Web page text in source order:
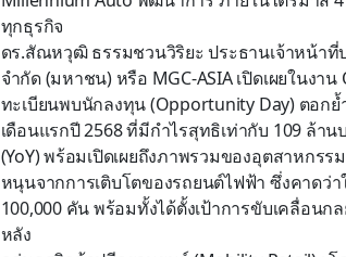
ทุกธุรกิจ
ดร.สัณหวุฒิ ธรรมชวนวิริยะ ประธานเจ้าหน้าที่
จำกัด (มหาชน) หรือ MGC-ASIA เปิดเผยในง
ทะเบียนพบนักลงทุน (Opportunity Day) ตอกย้
เดือนแรกปี 2568 ที่มีกำไรสุทธิเท่ากับ 109 ล้า
(YoY) พร้อมเปิดเผยถึงภาพรวมของอุตสาหกร
หนุนจากการเติบโตของรถยนต์ไฟฟ้า ซึ่งคาดว่
100,000 คัน พร้อมทั้งได้ตั้งเป้าการขับเคลื่อน
หลัง